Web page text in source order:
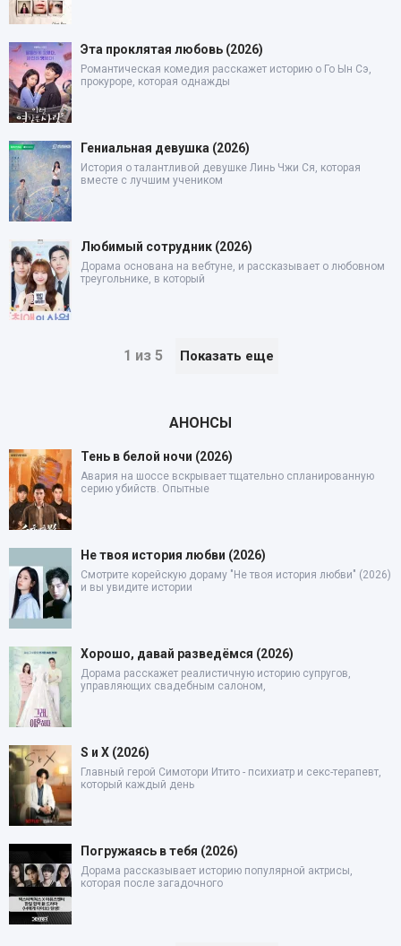
Эта проклятая любовь (2026)
Романтическая комедия расскажет историю о Го Ын Сэ,
прокуроре, которая однажды
Гениальная девушка (2026)
История о талантливой девушке Линь Чжи Ся, которая
вместе с лучшим учеником
Любимый сотрудник (2026)
Дорама основана на вебтуне, и рассказывает о любовном
треугольнике, в который
1 из 5 Показать еще
АНОНСЫ
Тень в белой ночи (2026)
Авария на шоссе вскрывает тщательно спланированную
серию убийств. Опытные
Не твоя история любви (2026)
Смотрите корейскую дораму "Не твоя история любви" (2026)
и вы увидите истории
Хорошо, давай разведёмся (2026)
Дорама расскажет реалистичную историю супругов,
управляющих свадебным салоном,
S и X (2026)
Главный герой Симотори Итито - психиатр и секс-терапевт,
который каждый день
Погружаясь в тебя (2026)
Дорама рассказывает историю популярной актрисы,
которая после загадочного